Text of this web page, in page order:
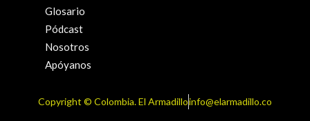
Glosario
Pódcast
Nosotros
Apóyanos
Copyright ©️ Colombia. El Armadilloinfo@elarmadillo.co